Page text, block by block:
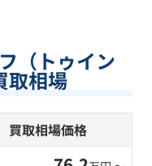
（トゥイン
取相場
買取相場価格